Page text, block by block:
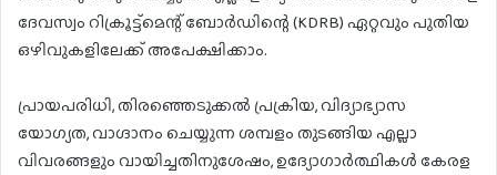
ദേവസ്വം റിക്രൂട്ട്‌മെന്റ് ബോർഡിന്റെ (KDRB) ഏറ്റവും പുതിയ
ഒഴിവുകളിലേക്ക് അപേക്ഷിക്കാം.
പ്രായപരിധി, തിരഞ്ഞെടുക്കൽ പ്രക്രിയ, വിദ്യാഭ്യാസ
യോഗ്യത, വാഗ്ദാനം ചെയ്യുന്ന ശമ്പളം തുടങ്ങിയ എല്ലാ
വിവരങ്ങളും വായിച്ചതിനുശേഷം, ഉദ്യോഗാർത്ഥികൾ കേരള